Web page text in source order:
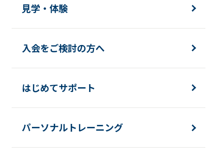
見学・体験
入会をご検討の方へ
はじめてサポート
パーソナルトレーニング